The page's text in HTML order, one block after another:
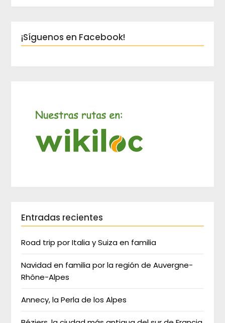
¡Síguenos en Facebook!
Entradas recientes
Road trip por Italia y Suiza en familia
Navidad en familia por la región de Auvergne-
Rhône-Alpes
Annecy, la Perla de los Alpes